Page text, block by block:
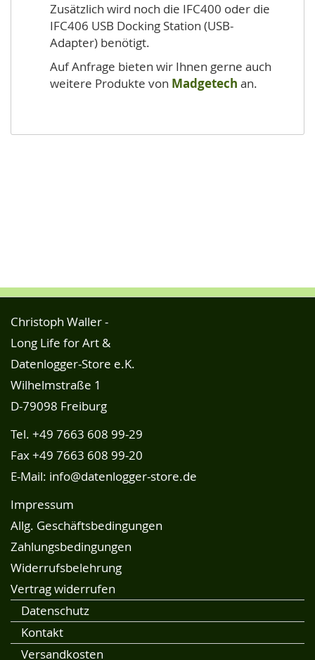
Zusätzlich wird noch die IFC400 oder die
IFC406 USB Docking Station (USB-
Adapter) benötigt.
Auf Anfrage bieten wir Ihnen gerne auch
weitere Produkte von Madgetech an.
Christoph Waller -
Long Life for Art &
Datenlogger-Store e.K.
Wilhelmstraße 1
D-79098 Freiburg
Tel. +49 7663 608 99-29
Fax +49 7663 608 99-20
E-Mail: info@datenlogger-store.de
Impressum
Allg. Geschäftsbedingungen
Zahlungsbedingungen
Widerrufsbelehrung
Vertrag widerrufen
Datenschutz
Kontakt
Versandkosten